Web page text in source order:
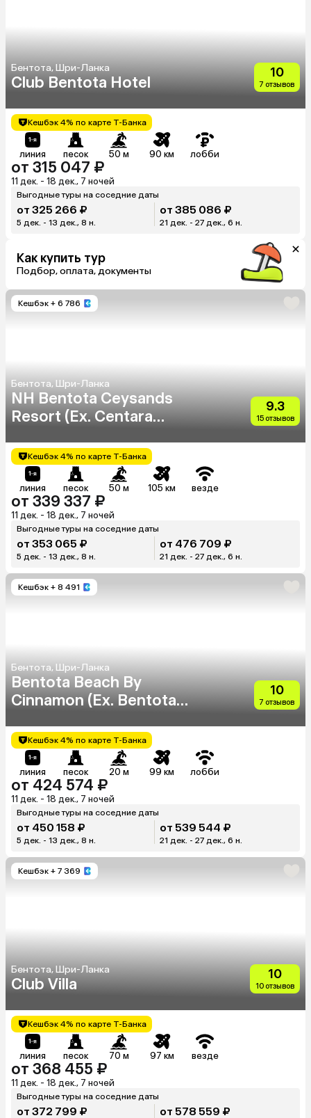
Бентота, Шри-Ланка
Club Bentota Hotel
10
7 отзывов
Кешбэк 4% по карте Т-Банка
линия песок 50 м 90 км лобби
от 315 047 ₽
11 дек. - 18 дек., 7 ночей
Выгодные туры на соседние даты
от 325 266 ₽
5 дек. - 13 дек., 8 н.
от 385 086 ₽
21 дек. - 27 дек., 6 н.
Как купить тур
Подбор, оплата, документы
Кешбэк + 6 786
Бентота, Шри-Ланка
NH Bentota Ceysands
Resort (Ex. Centara
9.3
15 отзывов
Кешбэк 4% по карте Т-Банка
линия песок 50 м 105 км везде
от 339 337 ₽
11 дек. - 18 дек., 7 ночей
Выгодные туры на соседние даты
от 353 065 ₽
5 дек. - 13 дек., 8 н.
от 476 709 ₽
21 дек. - 27 дек., 6 н.
Кешбэк + 8 491
Бентота, Шри-Ланка
Bentota Beach By
Cinnamon (Ex. Bentota
10
7 отзывов
Кешбэк 4% по карте Т-Банка
линия песок 20 м 99 км лобби
от 424 574 ₽
11 дек. - 18 дек., 7 ночей
Выгодные туры на соседние даты
от 450 158 ₽
5 дек. - 13 дек., 8 н.
от 539 544 ₽
21 дек. - 27 дек., 6 н.
Кешбэк + 7 369
Бентота, Шри-Ланка
Club Villa
10
10 отзывов
Кешбэк 4% по карте Т-Банка
линия песок 70 м 97 км везде
от 368 455 ₽
11 дек. - 18 дек., 7 ночей
Выгодные туры на соседние даты
от 372 799 ₽ от 578 559 ₽